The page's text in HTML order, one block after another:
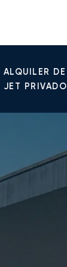
ALQUILER DE
JET PRIVADO